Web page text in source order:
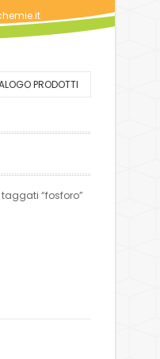
PRODOTTI
taggati “fosforo”